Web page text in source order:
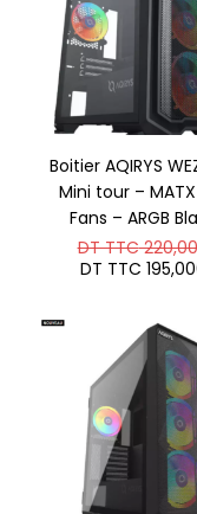
Boitier AQIRYS
Mini tour –
Fans – ARGB
DT TTC
DT TTC